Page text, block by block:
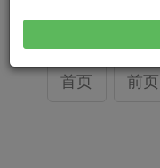
系
首页 前页